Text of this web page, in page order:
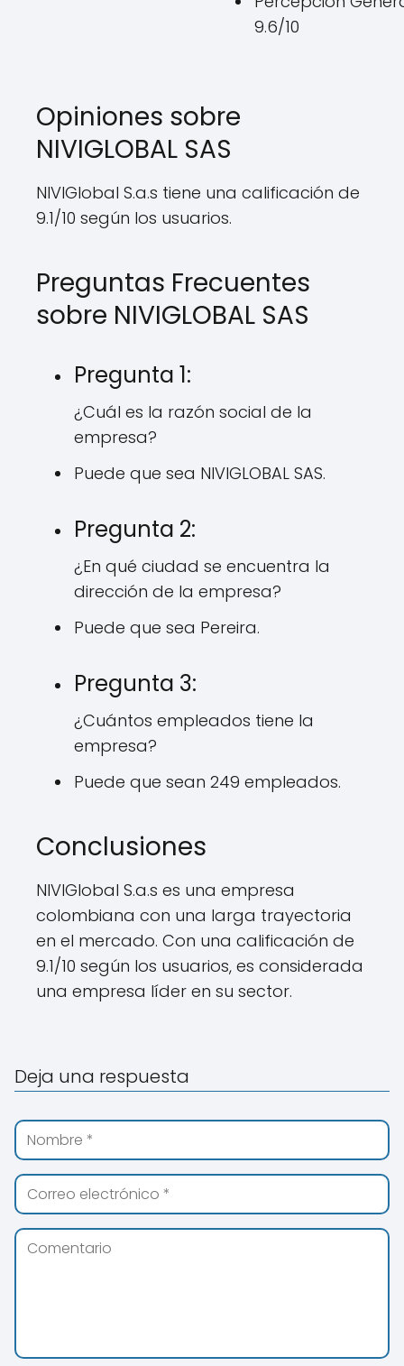
9.6/10
Opiniones sobre
NIVIGLOBAL SAS
NIVIGlobal S.a.s tiene una calificación de
9.1/10 según los usuarios.
Preguntas Frecuentes
sobre NIVIGLOBAL SAS
Pregunta 1:
¿Cuál es la razón social de la
empresa?
Puede que sea NIVIGLOBAL SAS.
Pregunta 2:
¿En qué ciudad se encuentra la
dirección de la empresa?
Puede que sea Pereira.
Pregunta 3:
¿Cuántos empleados tiene la
empresa?
Puede que sean 249 empleados.
Conclusiones
NIVIGlobal S.a.s es una empresa
colombiana con una larga trayectoria
en el mercado. Con una calificación de
9.1/10 según los usuarios, es considerada
una empresa líder en su sector.
Deja una respuesta